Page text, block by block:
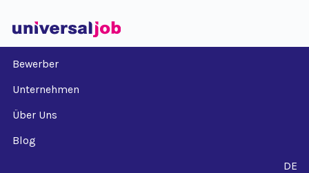
Bewerber
Unternehmen
Über Uns
Blog
DE